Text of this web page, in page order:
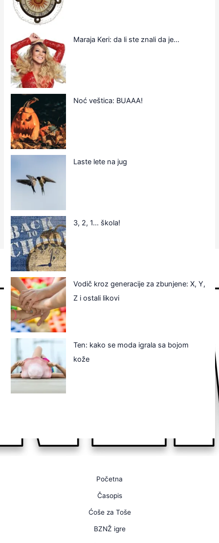
Maraja Keri: da li ste znali da je…
Noć veštica: BUAAA!
Laste lete na jug
3, 2, 1… škola!
Vodič kroz generacije za zbunjene: X, Y,
Z i ostali likovi
Ten: kako se moda igrala sa bojom
kože
Početna
Časopis
Ćoše za Toše
BZNŽ igre